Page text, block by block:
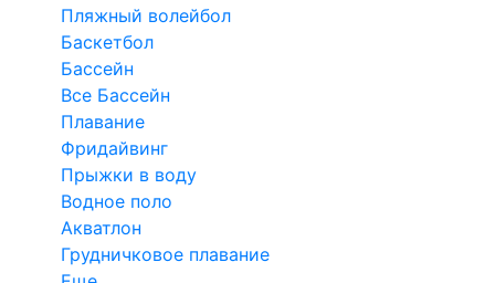
Пляжный волейбол
Баскетбол
Бассейн
Все Бассейн
Плавание
Фридайвинг
Прыжки в воду
Водное поло
Акватлон
Грудничковое плавание